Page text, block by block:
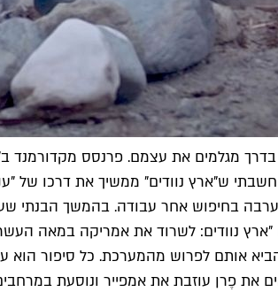
מגלמים את עצמם. פרנסס מקדורמנד
בחיפוש אחר עבודה. בהמשך הבנתי
נוודים: לשרוד את אמריקה במאה
אותם לפרוש מהמערכת. כל סיפור הוא
את פֶרן עוזבת את אמפייר ונוסעת